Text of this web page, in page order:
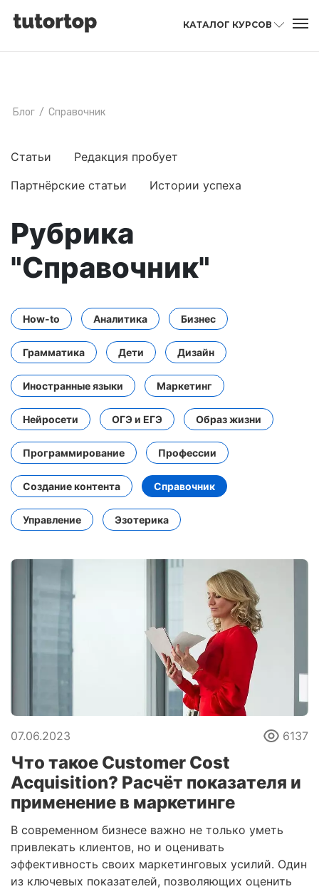
КАТАЛОГ КУРСОВ
Блог / Справочник
Статьи
Редакция пробует
Партнёрские статьи
Истории успеха
Рубрика
"Справочник"
How-to Аналитика Бизнес
Грамматика Дети Дизайн
Иностранные языки Маркетинг
Нейросети ОГЭ и ЕГЭ Образ жизни
Программирование Профессии
Создание контента Справочник
Управление Эзотерика
07.06.2023 6137
Что такое Customer Cost
Acquisition? Расчёт показателя и
применение в маркетинге
В современном бизнесе важно не только уметь
привлекать клиентов, но и оценивать
эффективность своих маркетинговых усилий. Один
из ключевых показателей, позволяющих оценить